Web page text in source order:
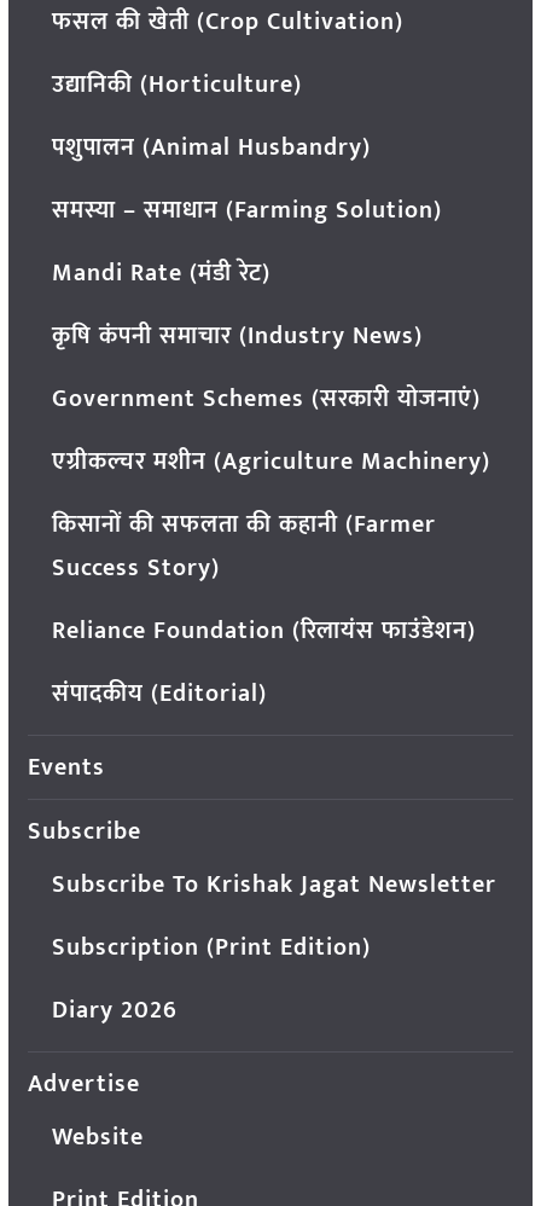
फसल की खेती (Crop Cultivation)
उद्यानिकी (Horticulture)
पशुपालन (Animal Husbandry)
समस्या – समाधान (Farming Solution)
Mandi Rate (मंडी रेट)
कृषि कंपनी समाचार (Industry News)
Government Schemes (सरकारी योजनाएं)
एग्रीकल्चर मशीन (Agriculture Machinery)
किसानों की सफलता की कहानी (Farmer
Success Story)
Reliance Foundation (रिलायंस फाउंडेशन)
संपादकीय (Editorial)
Events
Subscribe
Subscribe To Krishak Jagat Newsletter
Subscription (Print Edition)
Diary 2026
Advertise
Website